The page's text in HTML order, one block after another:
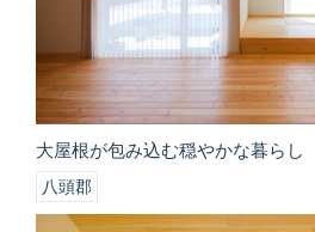
大屋根が包み込む穏やかな暮らし
八頭郡